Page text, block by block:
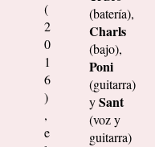
(
2
0
1
6
)
,
e
(batería),
Charls
(bajo),
Poni
(guitarra)
ySant
(voz y
guitarra)